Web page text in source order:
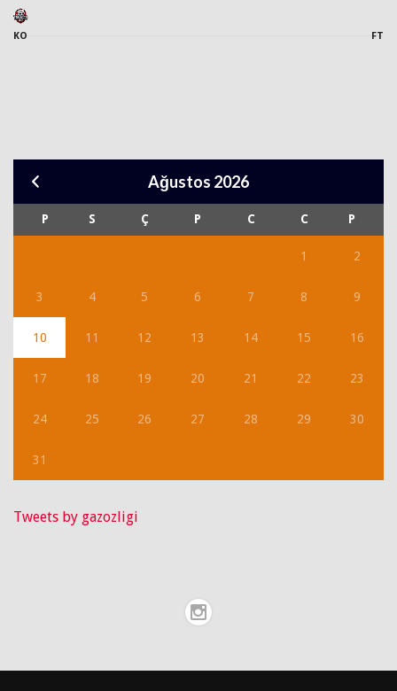
KO FT
Ağustos 2026
P S Ç P C C P
1 2
3 4 5 6 7 8 9
10 11 12 13 14 15 16
17 18 19 20 21 22 23
24 25 26 27 28 29 30
31
Tweets by gazozligi